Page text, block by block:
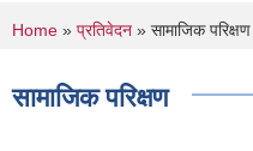
You are here
Home » प्रतिवेदन » सामाजिक परिक्षण
सामाजिक परिक्षण